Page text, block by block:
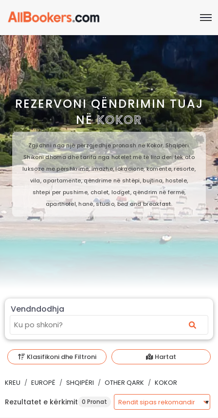
REZERVONI QËNDRIMIN TUAJ
NËKOKOR
Zgjidhni nga një përzgjedhje pronash në Kokor, Shqipëri.
Shikoni dhoma dhe tarifa nga hotelet më të lira deri tek ato
luksoze me përshkrime, imazhe, lokacione, komente, resorte,
vila, apartamente, qëndrime në shtëpi, bujtina, hostele,
shtepi per pushime, chalet, lodget, qëndrim në fermë,
aparthotel, hanë, studio, bed and breakfast.
Vendndodhja
Klasifikoni dhe Filtroni Hartat
KREU EUROPË SHQIPËRI OTHER QARK KOKOR
Rezultatet e kërkimit 0 Pronat